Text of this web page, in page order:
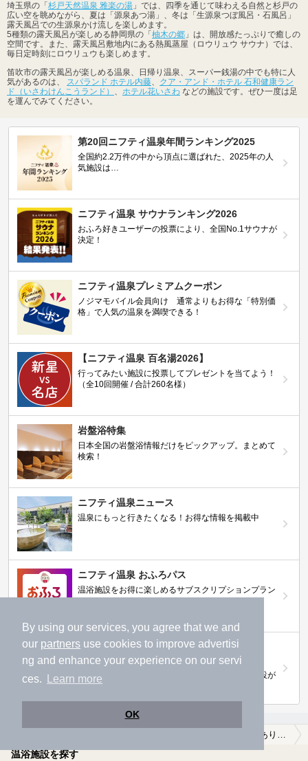
By using our services, you agree that we and
our partners use cookies to improve advertisi
ng and enhance your experience on our servi
ces.
Learn more
OK
埼玉県の「 杉戸天然温泉 雅楽の湯 」では、四季を通じて味わえる自然と杉戸の
広い空を眺めながら、夏は「源泉あつ湯」、冬は「生源泉つぼ風呂・石風呂」
露天風呂での生源泉かけ流しを楽しめます。
5種類の露天風呂が楽しめる静岡県の「 柚木の郷 」は、開放感たっぷりで癒しの
空間です。また、露天風呂敷地内にある熱風蒸屋（ロウリュウ サウナ）では、
毎日定時刻にロウリュウも楽しめます。
笛吹市の露天風呂が楽しめる温泉、日帰り温泉、スーパー銭湯の中でも特に人
気があるのは、 スパランド ホテル内藤、 クア・アンド・ホテル 石和健康ラン
ド（いさわけんこうランド） 、 ホテル花いさわ などの施設です。ぜひ一度は足
を運んでみてください。
第20回ニフティ温泉年間ランキング2025
全国約2.2万件の中から頂点に選ばれた、2025年の人
気施設は…
ニフティ温泉 サウナランキング2026
おふろ好きユーザーの投票により、全国No.1サウナが
決定！
ニフティ温泉プレミアムクーポン
ノジマモバイル会員向け 通常よりもお得な「特別価
格」で人気の温泉を満喫できる！
【ニフティ温泉 百名湯2026】
行ってみたい施設に投票してプレゼントを当てよう！
（全10回開催 / 合計260名様）
岩盤浴特集
日本全国の岩盤浴情報だけをピックアップ。まとめて
検索！
ニフティ温泉ニュース
温泉にもっと行きたくなる！お得な情報を掲載中
ニフティ温泉 おふろパス
温浴施設をお得に楽しめるサブスクリプションプラン
【ニフティライフスタイル株主優待のご案
内】
株主優待制度で人気の温浴施設に行こう！対象施設が
拡充されました！
温浴施設を探す